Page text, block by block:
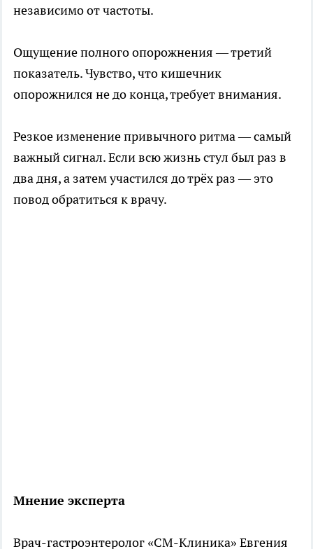
независимо от частоты.
Ощущение полного опорожнения — третий
показатель. Чувство, что кишечник
опорожнился не до конца, требует внимания.
Резкое изменение привычного ритма — самый
важный сигнал. Если всю жизнь стул был раз в
два дня, а затем участился до трёх раз — это
повод обратиться к врачу.
Мнение эксперта
Врач-гастроэнтеролог «СМ-Клиника» Евгения